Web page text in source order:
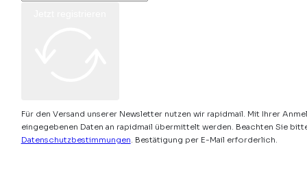
Für den Versand unserer Newsletter nutzen wir rapidmail. Mit Ihrer
eingegebenen Daten an rapidmail übermittelt werden. Beachten Sie
Datenschutzbestimmungen. Bestätigung per E-Mail erforderlich.